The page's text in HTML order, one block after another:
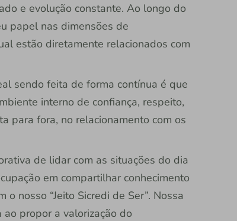
e evolução constante. Ao longo do
papel nas dimensões de
estão diretamente relacionados com
sendo feita de forma contínua é que
interno de confiança, respeito,
para fora, no relacionamento com os
de lidar com as situações do dia
em compartilhar conhecimento
nosso “Jeito Sicredi de Ser”. Nossa
propor a valorização do